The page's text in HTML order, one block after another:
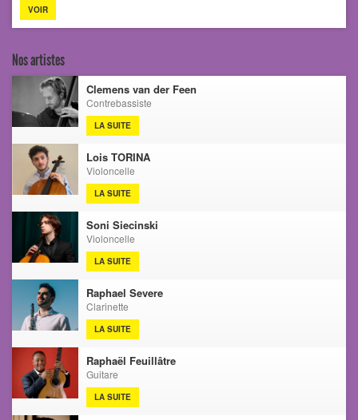
VOIR
Nos artistes
Clemens van der Feen
Contrebassiste
LA SUITE
Lois TORINA
Violoncelle
LA SUITE
Soni Siecinski
Violoncelle
LA SUITE
Raphael Severe
Clarinette
LA SUITE
Raphaël Feuillâtre
Guitare
LA SUITE